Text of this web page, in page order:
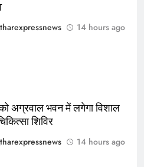
14 hours ago
अग्रवाल भवन में लगेगा विशाल
शिविर
14 hours ago